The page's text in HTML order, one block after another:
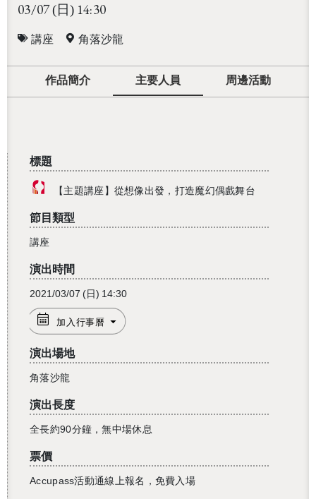
03/07(日) 14:30
講座 角落沙龍
作品簡介 主要人員 周邊活動
標題
【主題講座】從想像出發，打造魔幻偶戲舞台
節目類型
講座
演出時間
2021/03/07 (日) 14:30
加入行事曆
演出場地
角落沙龍
演出長度
全長約90分鐘，無中場休息
票價
Accupass活動通線上報名，免費入場